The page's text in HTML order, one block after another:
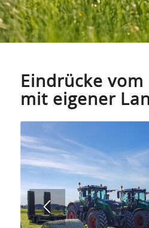
Eindrücke
mit eigener